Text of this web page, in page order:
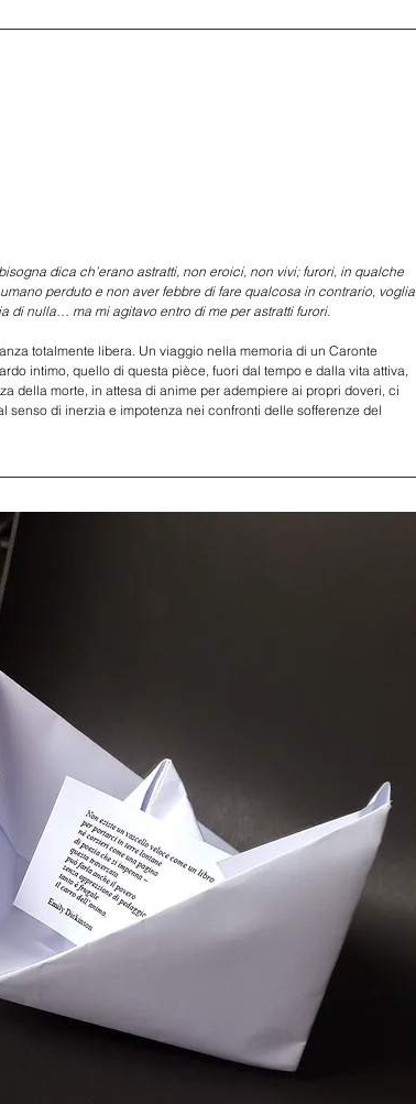
dica ch’erano astratti, non eroici, non vivi; furori, in qualche
perduto e non aver febbre di fare qualcosa in contrario, voglia
di nulla… ma mi agitavo entro di me per astratti furori.
totalmente libera. Un viaggio nella memoria di un Caronte
intimo, quello di questa pièce, fuori dal tempo e dalla vita attiva,
della morte, in attesa di anime per adempiere ai propri doveri, ci
senso di inerzia e impotenza nei confronti delle sofferenze del